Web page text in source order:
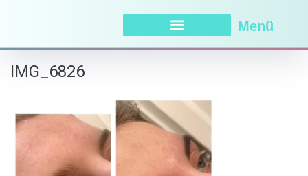
Menü
IMG_6826